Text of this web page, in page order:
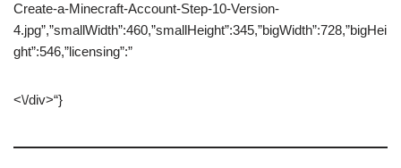
Create-a-Minecraft-Account-Step-10-Version-
4.jpg”,”smallWidth”:460,”smallHeight”:345,”bigWidth”:728,”bigHei
ght”:546,”licensing”:”
<\/div>“}